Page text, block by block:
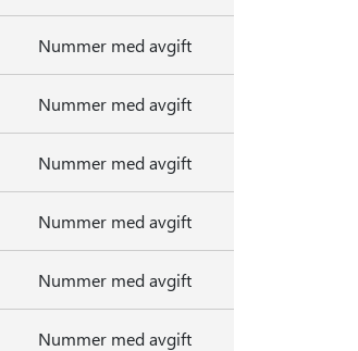
Nummer med avgift
Nummer med avgift
Nummer med avgift
Nummer med avgift
Nummer med avgift
Nummer med avgift